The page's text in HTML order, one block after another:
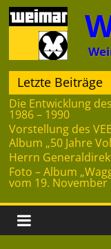
Zum
Inhalt
springen
Letzte Beiträge
Die Entwicklung
1986 – 1990
Vorstellung des
Album „50 Jahre
Herrn
Foto – Album
vom 19. November